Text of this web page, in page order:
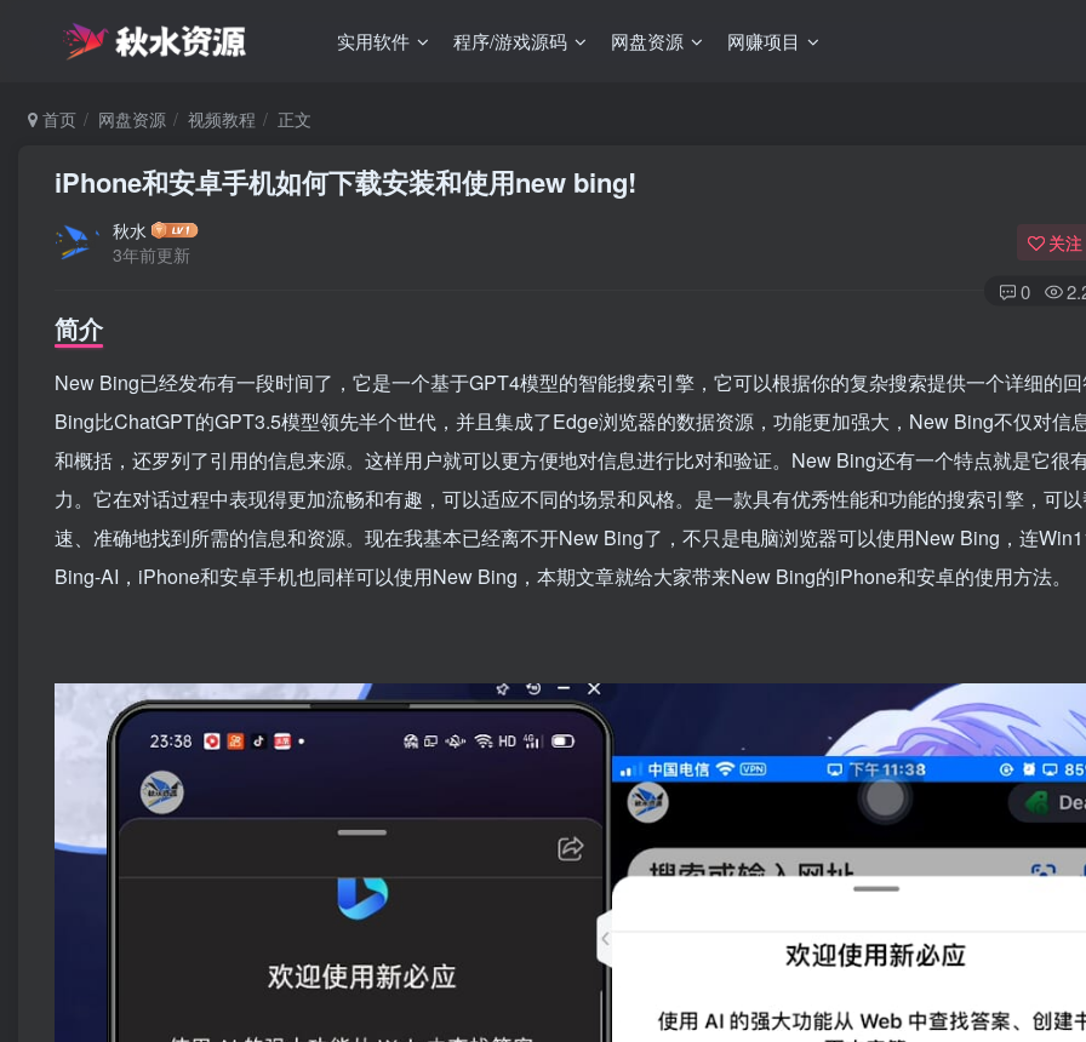
实用软件 程序/游戏源码 网盘资源 网赚项目
首页 网盘资源 视频教程 正文
iPhone和安卓手机如何下载安装和使用new bing!
秋水
3年前更新
关注
0
简介
New Bing已经发布有一段时间了，它是一个基于GPT4模型的智能搜索引擎，它可以根据你的复杂搜索提供一个详细的
Bing比ChatGPT的GPT3.5模型领先半个世代，并且集成了Edge浏览器的数据资源，功能更加强大，New Bing不仅对信
和概括，还罗列了引用的信息来源。这样用户就可以更方便地对信息进行比对和验证。New Bing还有一个特点就是它很
力。它在对话过程中表现得更加流畅和有趣，可以适应不同的场景和风格。是一款具有优秀性能和功能的搜索引擎，可
速、准确地找到所需的信息和资源。现在我基本已经离不开New Bing了，不只是电脑浏览器可以使用New Bing，连
Bing-AI，iPhone和安卓手机也同样可以使用New Bing，本期文章就给大家带来New Bing的iPhone和安卓的使用方法。